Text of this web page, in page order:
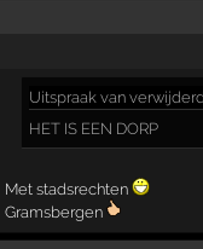
Uitspraak van
HET IS EEN DORP
Met stadsrechten
Gramsbergen